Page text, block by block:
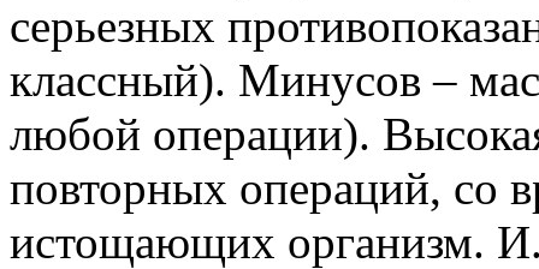
серьезных
классный). Минусов –
любой операции).
повторных операций, со
истощающих организм.